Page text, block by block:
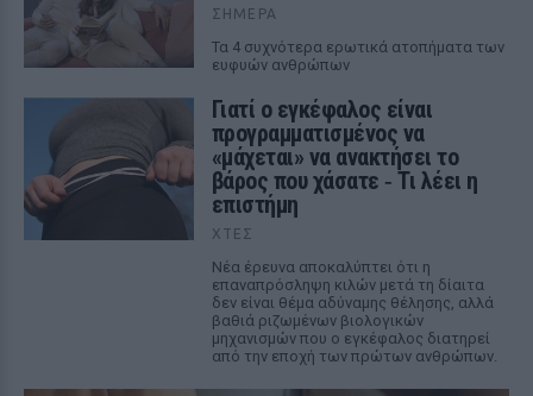
ΣΉΜΕΡΑ
Τα 4 συχνότερα ερωτικά ατοπήματα των
ευφυών ανθρώπων
Γιατί ο εγκέφαλος είναι
προγραμματισμένος να
«μάχεται» να ανακτήσει το
βάρος που χάσατε ‑ Τι λέει η
επιστήμη
ΧΤΕΣ
Νέα έρευνα αποκαλύπτει ότι η
επαναπρόσληψη κιλών μετά τη δίαιτα
δεν είναι θέμα αδύναμης θέλησης, αλλά
βαθιά ριζωμένων βιολογικών
μηχανισμών που ο εγκέφαλος διατηρεί
από την εποχή των πρώτων ανθρώπων.